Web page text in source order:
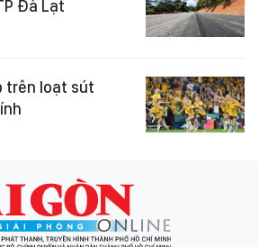
Đà Lạt
trên loạt sút